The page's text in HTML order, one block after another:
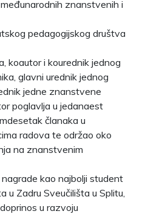
znanstvenih i
pedagogijskog društva
koautor i kourednik jednog
glavni urednik jednog
jedne znanstvene
poglavlja u jedanaest
članaka u
radova te održao oko
na znanstvenim
kao najbolji student
u Zadru Sveučilišta u Splitu,
u razvoju